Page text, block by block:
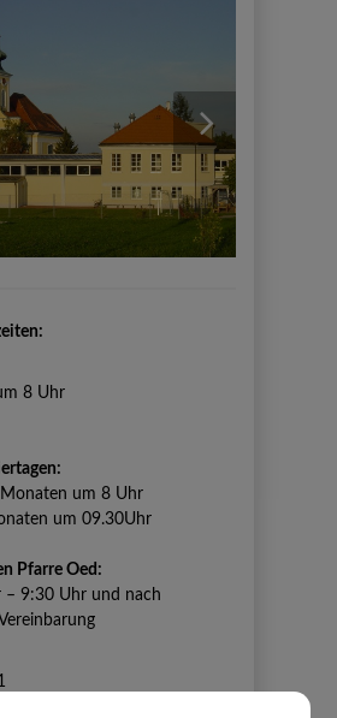
next
8 Uhr
um 8 Uhr
um 09.30Uhr
Pfarre Oed:
– 9:30 Uhr und nach